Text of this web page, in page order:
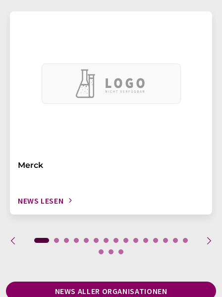
Merck
NEWS LESEN
NEWS ALLER ORGANISATIONEN